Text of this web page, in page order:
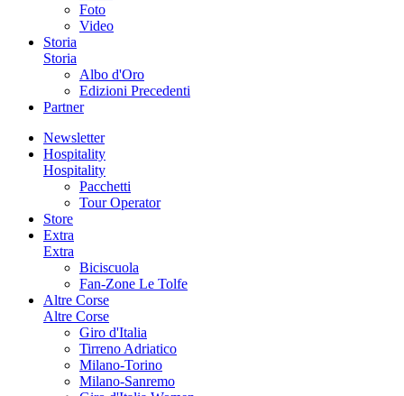
Foto
Video
Storia
Storia
Albo d'Oro
Edizioni Precedenti
Partner
Newsletter
Hospitality
Hospitality
Pacchetti
Tour Operator
Store
Extra
Extra
Biciscuola
Fan-Zone Le Tolfe
Altre Corse
Altre Corse
Giro d'Italia
Tirreno Adriatico
Milano-Torino
Milano-Sanremo